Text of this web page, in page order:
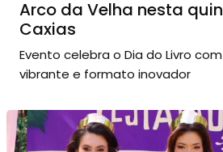
Arco da Velha nesta
Caxias
Evento celebra o Dia do Livro
vibrante e formato inovador